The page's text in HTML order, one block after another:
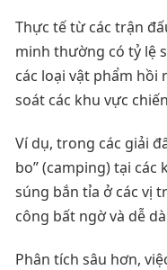
Thực tế từ các trận
minh thường có tỷ lệ
các loại vật phẩm hồi
soát các khu vực
Ví dụ, trong các giải
bo” (camping) tại
súng bắn tỉa ở các vị
công bất ngờ và dễ
Phân tích sâu hơn,